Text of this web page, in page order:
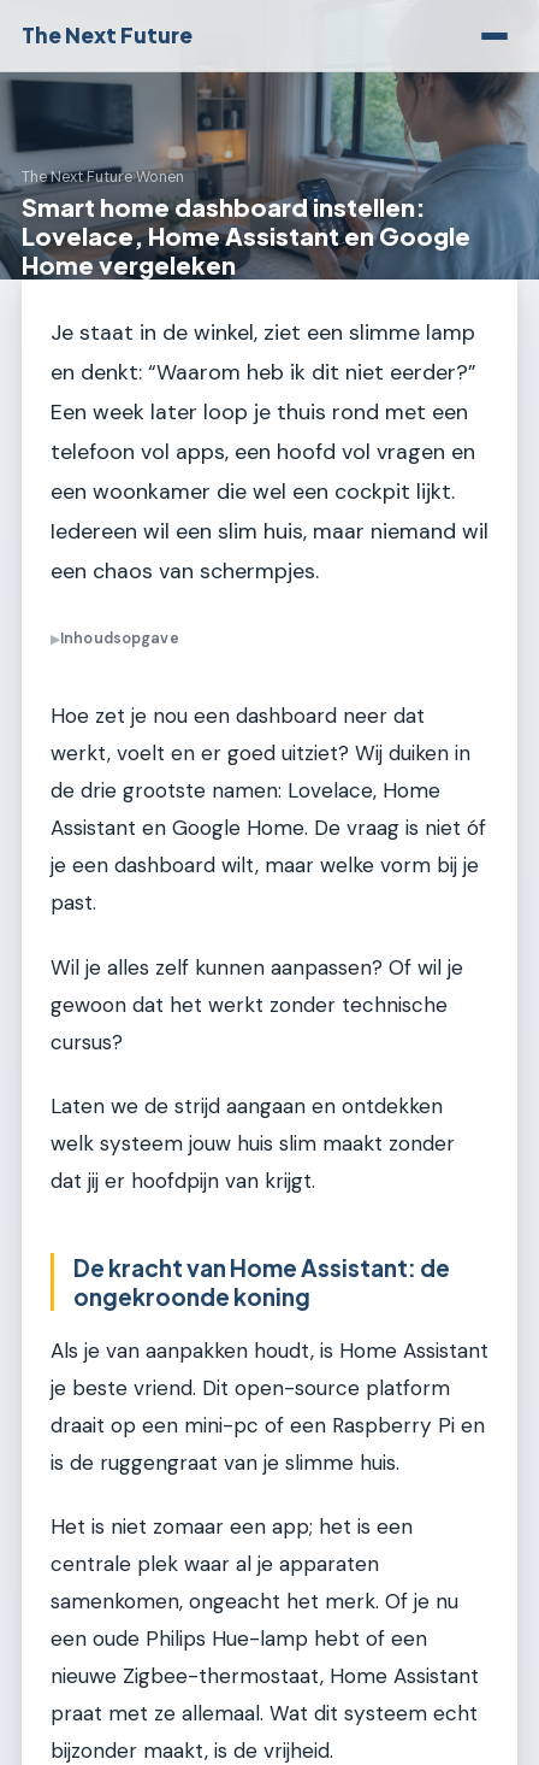
The Next Future
The Next Future›Wonen
Smart home dashboard instellen:
Lovelace, Home Assistant en Google
Home vergeleken
Je staat in de winkel, ziet een slimme lamp
en denkt: “Waarom heb ik dit niet eerder?”
Een week later loop je thuis rond met een
telefoon vol apps, een hoofd vol vragen en
een woonkamer die wel een cockpit lijkt.
Iedereen wil een slim huis, maar niemand wil
een chaos van schermpjes.
▶Inhoudsopgave
Hoe zet je nou een dashboard neer dat
werkt, voelt en er goed uitziet? Wij duiken in
de drie grootste namen: Lovelace, Home
Assistant en Google Home. De vraag is niet óf
je een dashboard wilt, maar welke vorm bij je
past.
Wil je alles zelf kunnen aanpassen? Of wil je
gewoon dat het werkt zonder technische
cursus?
Laten we de strijd aangaan en ontdekken
welk systeem jouw huis slim maakt zonder
dat jij er hoofdpijn van krijgt.
De kracht van Home Assistant: de
ongekroonde koning
Als je van aanpakken houdt, is Home Assistant
je beste vriend. Dit open-source platform
draait op een mini-pc of een Raspberry Pi en
is de ruggengraat van je slimme huis.
Het is niet zomaar een app; het is een
centrale plek waar al je apparaten
samenkomen, ongeacht het merk. Of je nu
een oude Philips Hue-lamp hebt of een
nieuwe Zigbee-thermostaat, Home Assistant
praat met ze allemaal. Wat dit systeem echt
bijzonder maakt, is de vrijheid.